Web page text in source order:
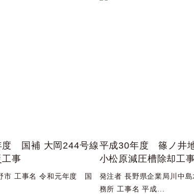
度 国補 大岡244号線
事
市 工事名 令和元年度 国
平成30年度 篠ノ井
小松原減圧槽除却工
発注者 長野県企業局川中
務所 工事名 平成...